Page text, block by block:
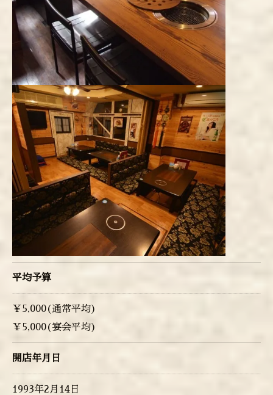
平均予算
￥5,000(通常平均)
￥5,000(宴会平均)
開店年月日
1993年2月14日